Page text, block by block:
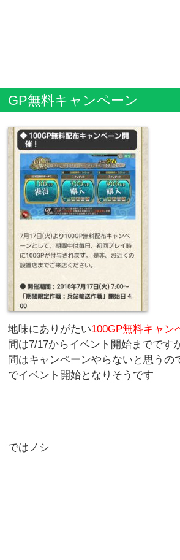
GP無料キャンペーン
地味にありがたい100GP無料キャン
間は7/17からイベント開始までです
間はキャンペーンやらないと思うの
でイベント開始となりそうです
ではノシ